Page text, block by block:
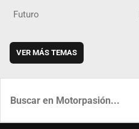
Futuro
VER MÁS TEMAS